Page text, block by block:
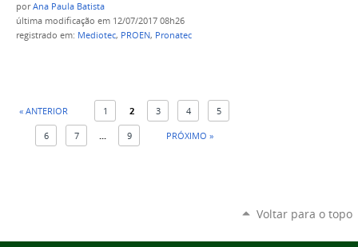
porAna Paula Batista
última modificação em 12/07/2017 08h26
registrado em: Mediotec, PROEN, Pronatec
« ANTERIOR 1 2 3 4 5
6 7 ... 9 PRÓXIMO »
Voltar para o topo